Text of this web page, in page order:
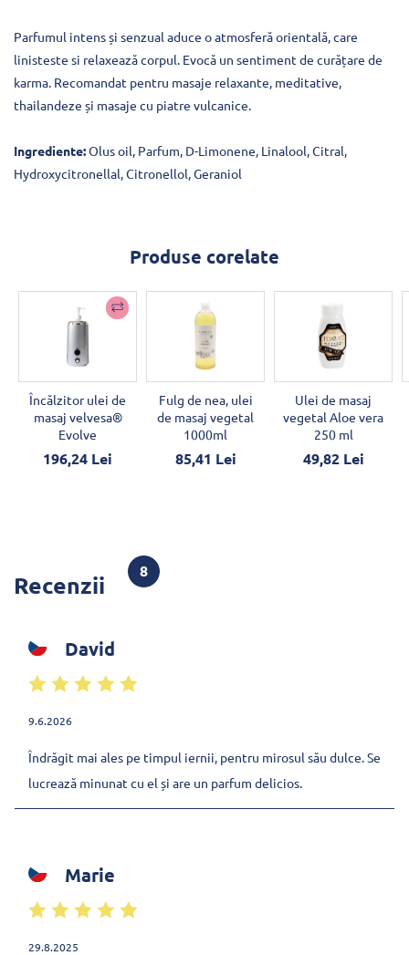
Parfumul intens și senzual aduce o atmosferă orientală, care
linisteste si relaxează corpul. Evocă un sentiment de curățare de
karma. Recomandat pentru masaje relaxante, meditative,
thailandeze și masaje cu piatre vulcanice.
Ingrediente:Olus oil, Parfum, D-Limonene, Linalool, Citral,
Hydroxycitronellal, Citronellol, Geraniol
Produse corelate
Încălzitor ulei de
masaj velvesa®
Evolve
196,24 Lei
Fulg de nea, ulei
de masaj vegetal
1000ml
85,41 Lei
Ulei de masaj
vegetal Aloe vera
250 ml
49,82 Lei
Recenzii 8
David
9.6.2026
Îndrăgit mai ales pe timpul iernii, pentru mirosul său dulce. Se
lucrează minunat cu el și are un parfum delicios.
Marie
29.8.2025